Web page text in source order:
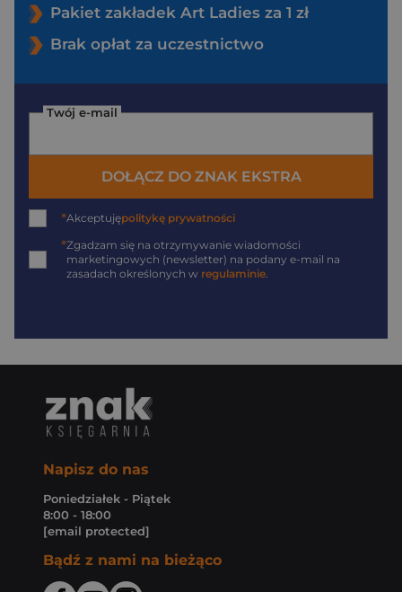
Pakiet zakładek Art Ladies za 1 zł
Brak opłat za uczestnictwo
Twój e-mail
DOŁĄCZ DO ZNAK EKSTRA
*Akceptujępolitykę prywatności
*Zgadzam się na otrzymywanie wiadomości
marketingowych (newsletter) na podany e-mail na
zasadach określonych w regulaminie.
Napisz do nas
Poniedziałek - Piątek
8:00 - 18:00
[email protected]
Bądź z nami na bieżąco